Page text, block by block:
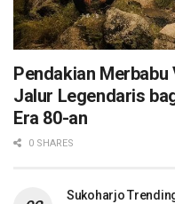
Pendakian Merbabu
Jalur Legendaris
Era 80-an
0 SHARES
Sukoharjo